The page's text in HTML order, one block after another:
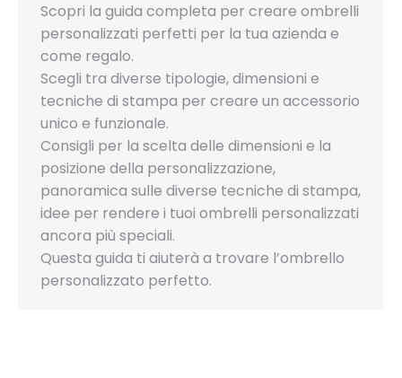
Scopri la guida completa per creare ombrelli
personalizzati perfetti per la tua azienda e
come regalo.
Scegli tra diverse tipologie, dimensioni e
tecniche di stampa per creare un accessorio
unico e funzionale.
Consigli per la scelta delle dimensioni e la
posizione della personalizzazione,
panoramica sulle diverse tecniche di stampa,
idee per rendere i tuoi ombrelli personalizzati
ancora più speciali.
Questa guida ti aiuterà a trovare l’ombrello
personalizzato perfetto.